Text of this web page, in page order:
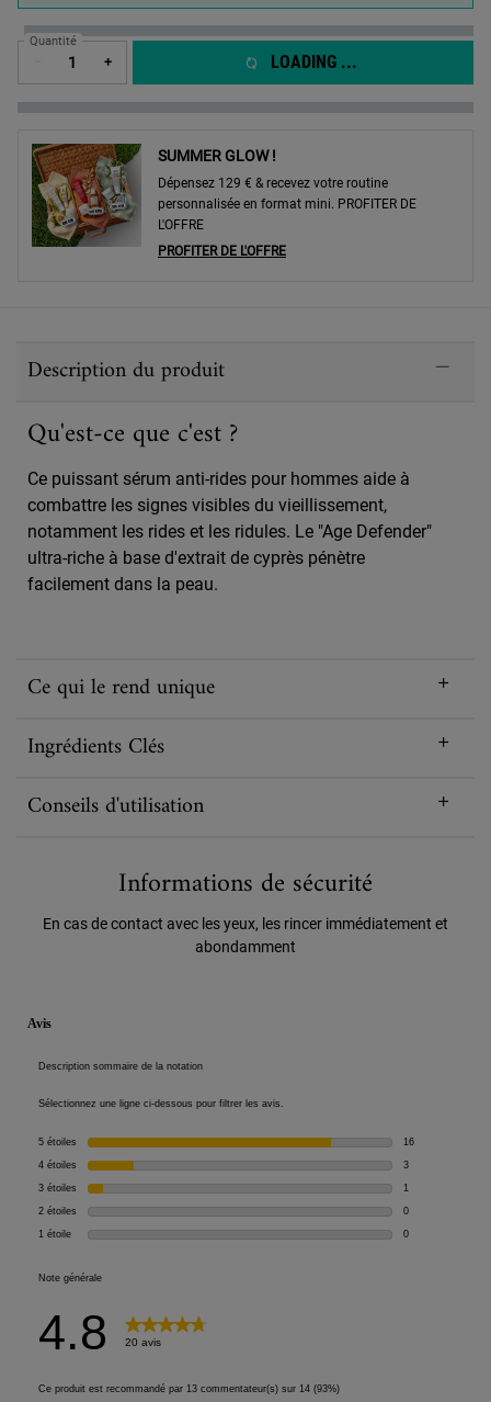
Quantité
+ LOADING ...
SUMMER GLOW !
Dépensez 129 € & recevez votre routine
personnalisée en format mini. PROFITER DE
L'OFFRE
PROFITER DE L'OFFRE
Description du produit
Qu'est-ce que c'est ?
Ce puissant sérum anti-rides pour hommes aide à
combattre les signes visibles du vieillissement,
notamment les rides et les ridules. Le "Age Defender"
ultra-riche à base d'extrait de cyprès pénètre
facilement dans la peau.
Ce qui le rend unique
Ingrédients Clés
Conseils d'utilisation
Informations de sécurité
En cas de contact avec les yeux, les rincer immédiatement et
abondamment